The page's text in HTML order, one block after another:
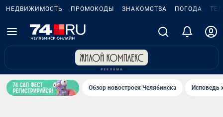
НЕДВИЖИМОСТЬ ПРОМОКОДЫ ЗНАКОМСТВА ПОГОДА
Обзор новостроек Челябинска Исповедь